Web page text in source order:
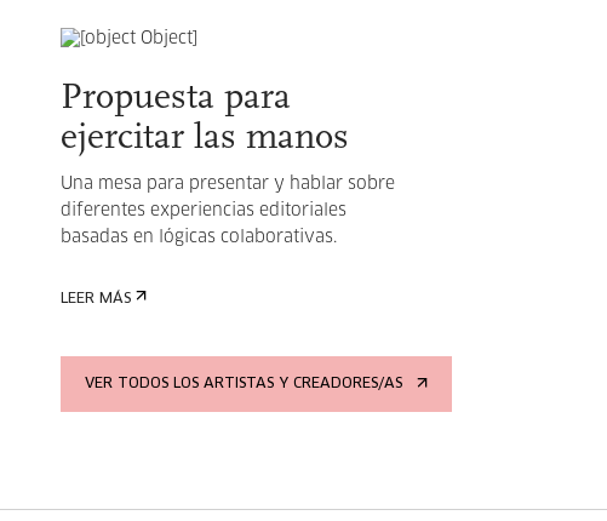
Propuesta para
ejercitar las manos
Una mesa para presentar y hablar sobre
diferentes experiencias editoriales
basadas en lógicas colaborativas.
LEER MÁS
VER TODOS LOS ARTISTAS Y CREADORES/AS